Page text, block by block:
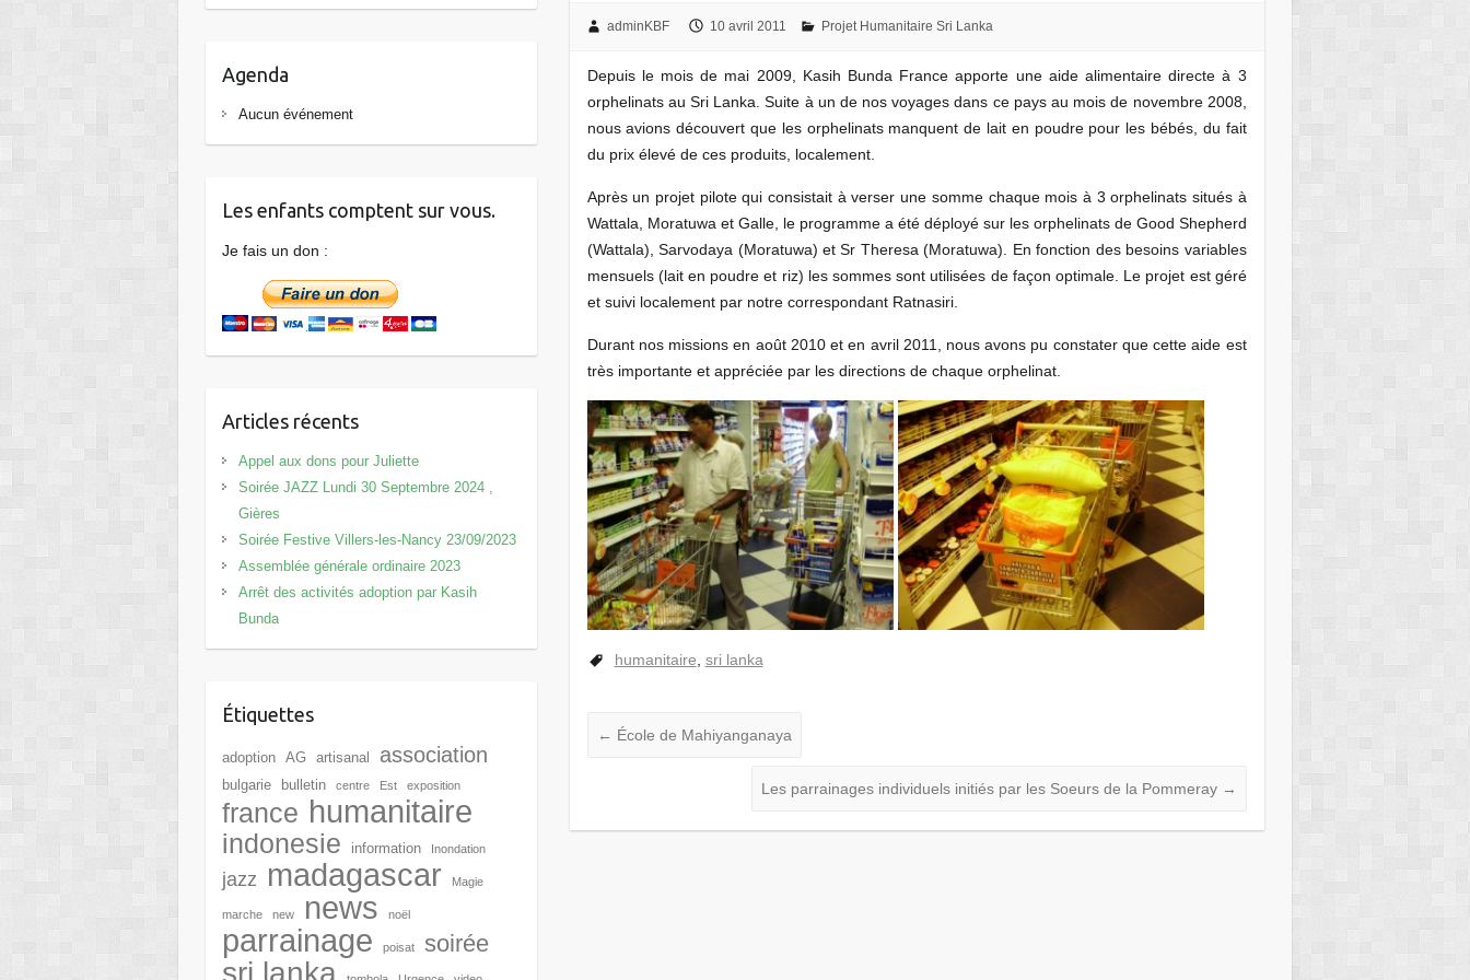
adminKBF 10 avril 2011 Projet Humanitaire Sri Lanka
Depuis le mois de mai 2009, Kasih Bunda France apporte une aide alimentaire directe à 3
orphelinats au Sri Lanka. Suite à un de nos voyages dans ce pays au mois de novembre 2008,
nous avions découvert que les orphelinats manquent de lait en poudre pour les bébés, du fait
du prix élevé de ces produits, localement.
Après un projet pilote qui consistait à verser une somme chaque mois à 3 orphelinats situés à
Wattala, Moratuwa et Galle, le programme a été déployé sur les orphelinats de Good Shepherd
(Wattala), Sarvodaya (Moratuwa) et Sr Theresa (Moratuwa). En fonction des besoins variables
mensuels (lait en poudre et riz) les sommes sont utilisées de façon optimale. Le projet est géré
et suivi localement par notre correspondant Ratnasiri.
Durant nos missions en août 2010 et en avril 2011, nous avons pu constater que cette aide est
très importante et appréciée par les directions de chaque orphelinat.
humanitaire sri lanka
← École de Mahiyanganaya
Les parrainages individuels initiés par les Soeurs de la Pommeray →
Agenda
Aucun événement
Les enfants comptent sur vous.
Je fais un don :
Articles récents
Appel aux dons pour Juliette
Soirée JAZZ Lundi 30 Septembre 2024 ,
Gières
Soirée Festive Villers-les-Nancy 23/09/2023
Assemblée générale ordinaire 2023
Arrêt des activités adoption par Kasih
Bunda
Étiquettes
adoption AG artisanal association
bulgarie bulletin centre Est exposition
france humanitaire
indonesie information Inondation
jazz madagascar Magie
marche new news noël
parrainage poisat soirée
sri lanka